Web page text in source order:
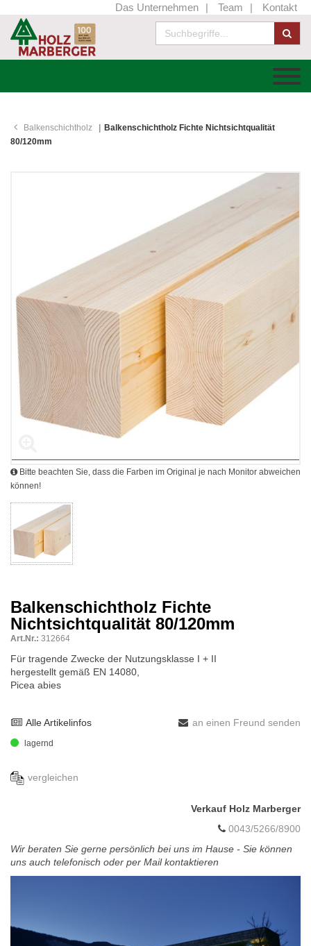
Das Unternehmen Team Kontakt
Balkenschichtholz
Balkenschichtholz Fichte Nichtsichtqualität
80/120mm
Bitte beachten Sie, dass die Farben im Original je nach Monitor abweichen
können!
Balkenschichtholz Fichte
Nichtsichtqualität 80/120mm
Art.Nr.: 312664
Für tragende Zwecke der Nutzungsklasse I + II
hergestellt gemäß EN 14080,
Picea abies
Alle Artikelinfos an einen Freund senden
lagernd
vergleichen
Verkauf Holz Marberger
0043/5266/8900
Wir beraten Sie gerne persönlich bei uns im Hause - Sie können
uns auch telefonisch oder per Mail kontaktieren